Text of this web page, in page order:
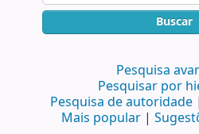
Buscar
Pesquisa
Pesquisar por
Pesquisa de autoridade
Mais popular